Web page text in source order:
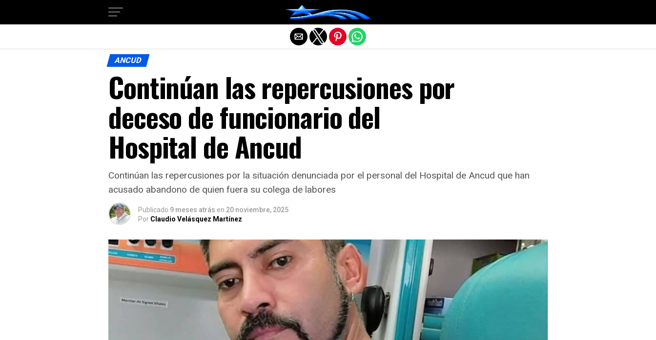
ANCUD
Continúan las repercusiones por
deceso de funcionario del
Hospital de Ancud
Continúan las repercusiones por la situación denunciada por el personal del Hospital de Ancud que han
acusado abandono de quien fuera su colega de labores
Publicado 9 meses atrás en 20 noviembre, 2025
Por Claudio Velásquez Martínez
Salir de la versión móvil